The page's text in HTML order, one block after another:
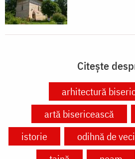
Citește
arhitectură
artă bisericească
istorie
odihnă de veci